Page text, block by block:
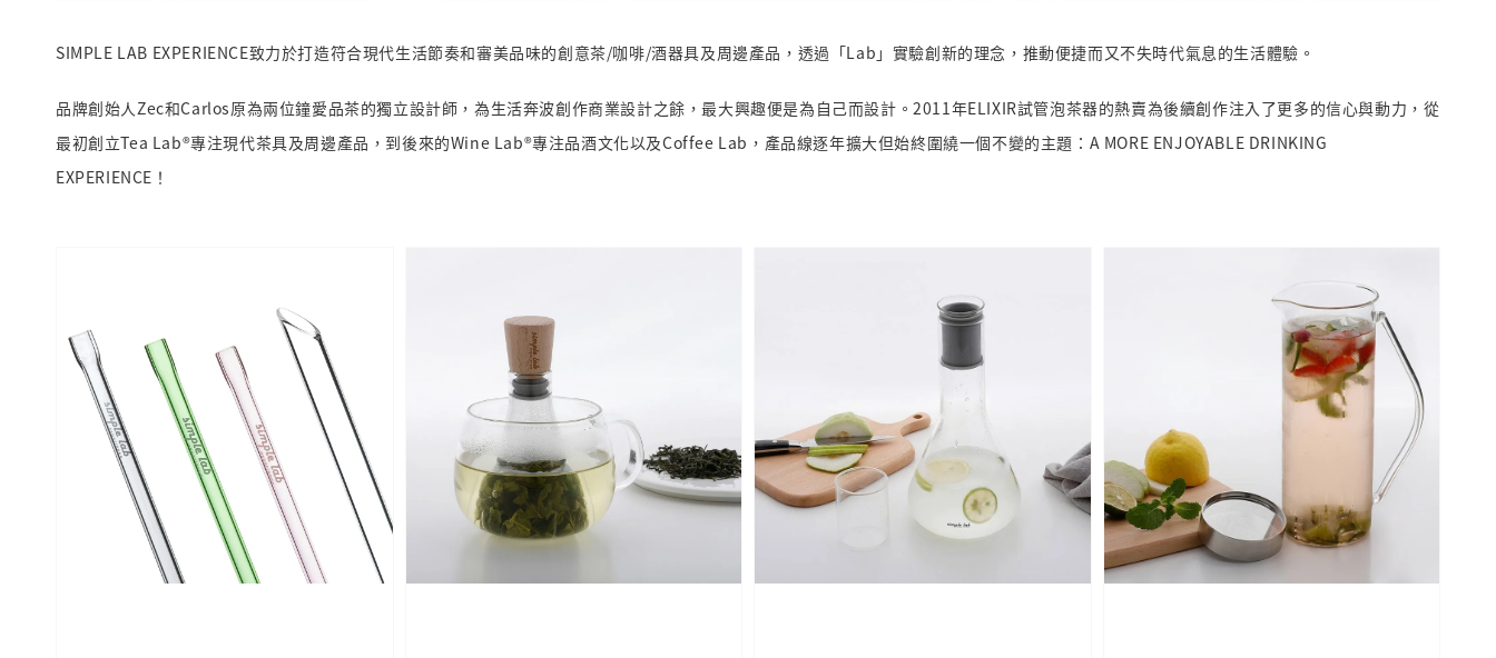
SIMPLE LAB EXPERIENCE致力於打造符合現代生活節奏和審美品味的創意茶/咖啡/酒器具及周邊產品，透過「Lab」實驗創新的理念，推動便捷而又不失時代氣息的生活體驗。
品牌創始人Zec和Carlos原為兩位鐘愛品茶的獨立設計師，為生活奔波創作商業設計之餘，最大興趣便是為自己而設計。2011年ELIXIR試管泡茶器的熱賣為後續創作注入了更多的信心與動力，從
最初創立Tea Lab®專注現代茶具及周邊產品，到後來的Wine Lab®專注品酒文化以及Coffee Lab，產品線逐年擴大但始終圍繞一個不變的主題：A MORE ENJOYABLE DRINKING
EXPERIENCE！